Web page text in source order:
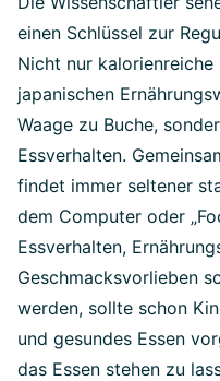
einen Schlüssel zur
Nicht nur
japanischen
Waage zu Buche,
Essverhalten.
findet immer seltener
dem Computer oder
Essverhalten,
Geschmacksvorlieben
werden, sollte schon
und gesundes Essen
das Essen stehen zu